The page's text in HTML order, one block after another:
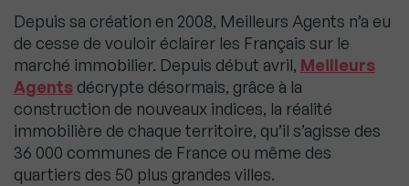
Depuis sa création en 2008, Meilleurs Agents n’a eu
de cesse de vouloir éclairer les Français sur le
marché immobilier. Depuis début avril, Meilleurs
Agents décrypte désormais, grâce à la
construction de nouveaux indices, la réalité
immobilière de chaque territoire, qu’il s’agisse des
36 000 communes de France ou même des
quartiers des 50 plus grandes villes.